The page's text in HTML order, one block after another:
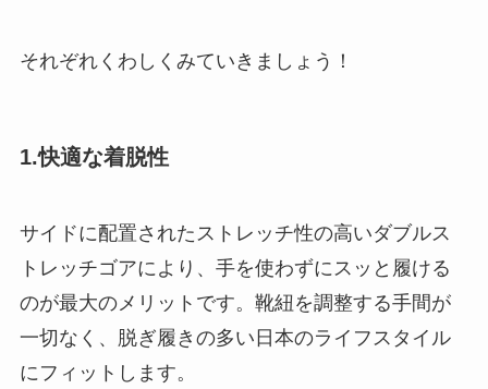
それぞれくわしくみていきましょう！
1.快適な着脱性
サイドに配置されたストレッチ性の高いダブルス
トレッチゴアにより、手を使わずにスッと履ける
のが最大のメリットです。靴紐を調整する手間が
一切なく、脱ぎ履きの多い日本のライフスタイル
にフィットします。